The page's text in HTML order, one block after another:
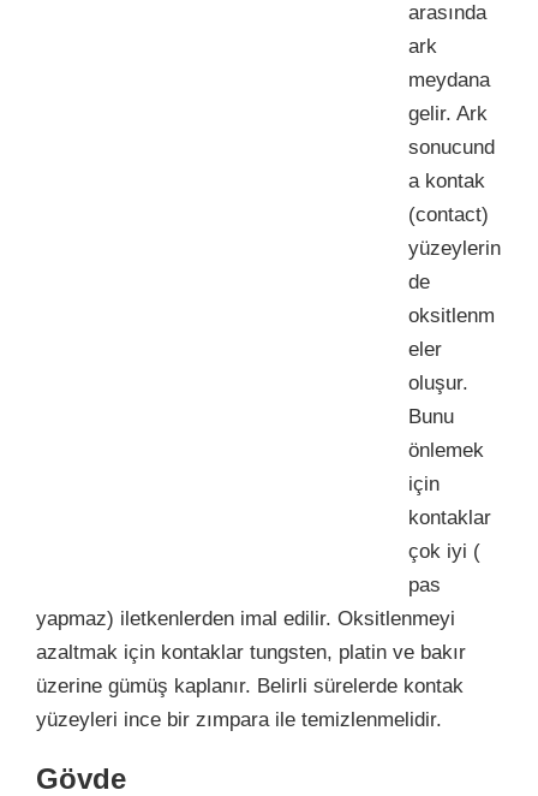
arasında
ark
meydana
gelir. Ark
sonucund
a kontak
(contact)
yüzeylerin
de
oksitlenm
eler
oluşur.
Bunu
önlemek
için
kontaklar
çok iyi (
pas
yapmaz) iletkenlerden imal edilir. Oksitlenmeyi
azaltmak için kontaklar tungsten, platin ve bakır
üzerine gümüş kaplanır. Belirli sürelerde kontak
yüzeyleri ince bir zımpara ile temizlenmelidir.
Gövde